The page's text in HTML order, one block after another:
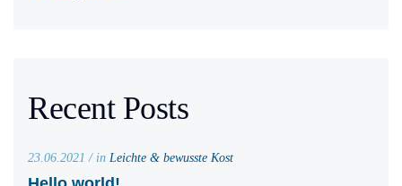
Recent Posts
23.06.2021 / in Leichte & bewusste Kost